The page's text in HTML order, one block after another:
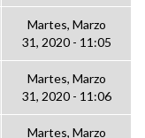
Martes, Marzo
31, 2020 - 11:05
Martes, Marzo
31, 2020 - 11:06
Martes, Marzo